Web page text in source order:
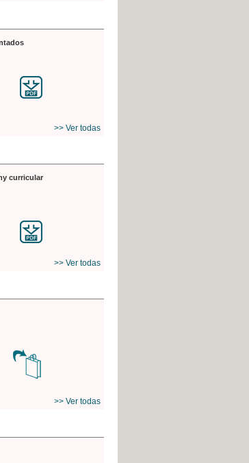
>> Ver todas
curricular
>> Ver todas
>> Ver todas